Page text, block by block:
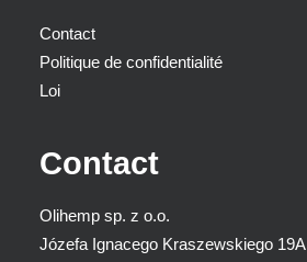
Contact
Politique de confidentialité
Loi
Contact
Olihemp sp. z o.o.
Józefa Ignacego Kraszewskiego 19A